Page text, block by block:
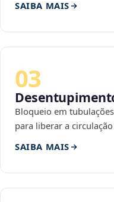
SAIBA MAIS
03
Bloqueio em
para liberar a
SAIBA MAIS